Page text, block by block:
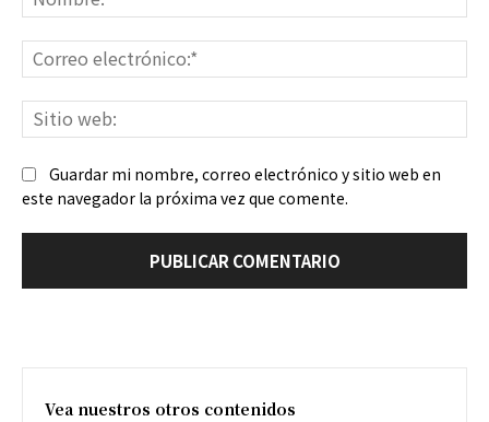
Guardar mi nombre, correo electrónico y sitio web en
este navegador la próxima vez que comente.
Vea nuestros otros contenidos